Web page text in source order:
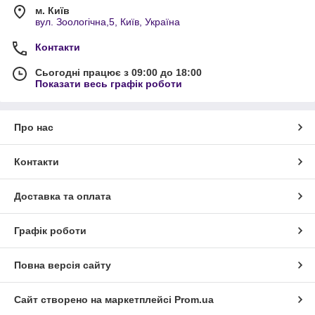
м. Київ
вул. Зоологічна,5, Київ, Україна
Контакти
Сьогодні працює з 09:00 до 18:00
Показати весь графік роботи
Про нас
Контакти
Доставка та оплата
Графік роботи
Повна версія сайту
Сайт створено на маркетплейсі Prom.ua